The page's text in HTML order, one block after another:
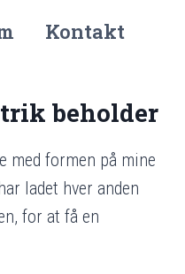
Kontakt
beholder
med formen på mine
ladet hver anden
for at få en